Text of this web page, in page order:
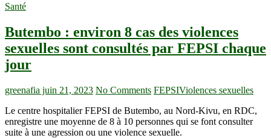
Santé
Butembo : environ 8 cas des violences
sexuelles sont consultés par FEPSI chaque
jour
greenafia juin 21, 2023 No Comments FEPSIViolences sexuelles
Le centre hospitalier FEPSI de Butembo, au Nord-Kivu, en RDC,
enregistre une moyenne de 8 à 10 personnes qui se font consulter
suite à une agression ou une violence sexuelle.